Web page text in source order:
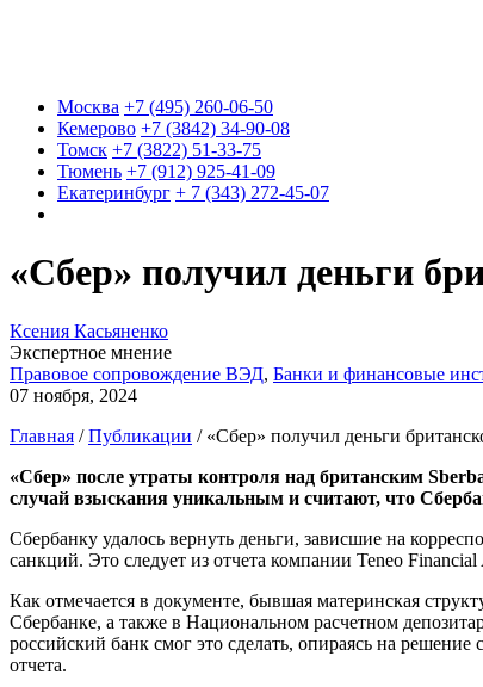
Москва +7 (495) 260-06-50
Кемерово +7 (3842) 34-90-08
Томск +7 (3822) 51-33-75
Тюмень +7 (912) 925-41-09
Екатеринбург + 7 (343) 272-45-07
«Сбер» получил деньги
Ксения Касьяненко
Экспертное мнение
Правовое сопровождение ВЭД, Банки и финансовые
07 ноября, 2024
Главная /Публикации / «Сбер» получил деньги
«Сбер» после утраты контроля над британским
случай взыскания уникальным и считают, что
Сбербанку удалось вернуть деньги, зависшие на
санкций. Это следует из отчета компании Teneo
Как отмечается в документе, бывшая материнская
Сбербанке, а также в Национальном расчетном
российский банк смог это сделать, опираясь на
отчета.